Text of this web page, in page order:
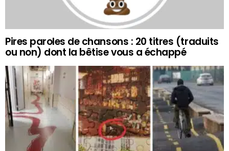
Pires paroles de chansons : 20 titres (traduits
ou non) dont la bêtise vous a échappé